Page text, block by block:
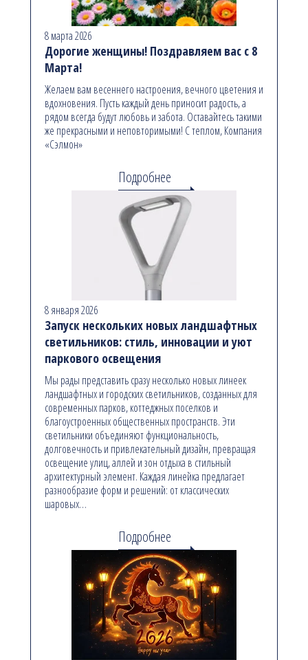
8 марта 2026
Дорогие женщины! Поздравляем вас с 8
Марта!
Желаем вам весеннего настроения, вечного цветения и
вдохновения. Пусть каждый день приносит радость, а
рядом всегда будут любовь и забота. Оставайтесь такими
же прекрасными и неповторимыми! С теплом, Компания
«Сэлмон»
Подробнее
8 января 2026
Запуск нескольких новых ландшафтных
светильников: стиль, инновации и уют
паркового освещения
Мы рады представить сразу несколько новых линеек
ландшафтных и городских светильников, созданных для
современных парков, коттеджных поселков и
благоустроенных общественных пространств. Эти
светильники объединяют функциональность,
долговечность и привлекательный дизайн, превращая
освещение улиц, аллей и зон отдыха в стильный
архитектурный элемент. Каждая линейка предлагает
разнообразие форм и решений: от классических
шаровых…
Подробнее